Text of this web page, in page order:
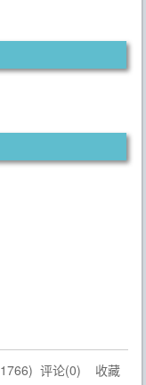
1766) 评论(0) 收藏